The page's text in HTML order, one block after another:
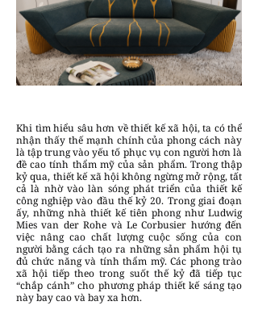
Khi tìm hiểu sâu hơn về thiết kế xã hội, ta có thể
nhận thấy thế mạnh chính của phong cách này
là tập trung vào yếu tố phục vụ con người hơn là
đề cao tính thẩm mỹ của sản phẩm. Trong thập
kỷ qua, thiết kế xã hội không ngừng mở rộng, tất
cả là nhờ vào làn sóng phát triển của thiết kế
công nghiệp vào đầu thế kỷ 20. Trong giai đoạn
ấy, những nhà thiết kế tiên phong như Ludwig
Mies van der Rohe và Le Corbusier hướng đến
việc nâng cao chất lượng cuộc sống của con
người bằng cách tạo ra những sản phẩm hội tụ
đủ chức năng và tính thẩm mỹ. Các phong trào
xã hội tiếp theo trong suốt thế kỷ đã tiếp tục
“chắp cánh” cho phương pháp thiết kế sáng tạo
này bay cao và bay xa hơn.